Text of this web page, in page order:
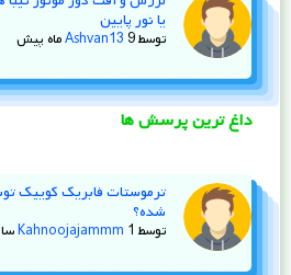
یا نور پایین
توسط Ashvan13 9 ماه پیش
داغ ترین پرسش ها
ترموستات فابریک کوییک
شده؟
توسط Kahnoojajammm 1 سال پیش